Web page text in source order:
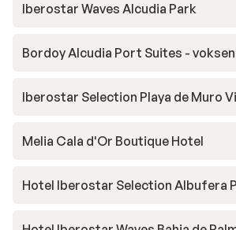
Iberostar Waves Alcudia Park
Bordoy Alcudia Port Suites -
Iberostar Selection Playa de Muro
Melia Cala d'Or Boutique Hotel
Hotel Iberostar Selection Albufera